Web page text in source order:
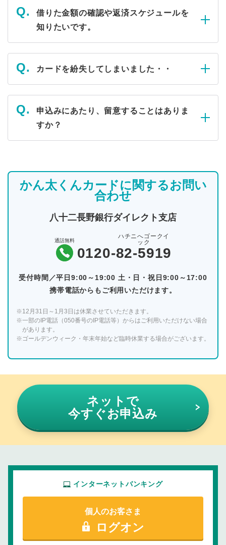
借りた金額の確認や返済スケジュールを
知りたいです。
カードを紛失してしまいました・・
申込みにあたり、留意することはありま
すか？
かん太くんカードに関するお問い
合わせ
八十二長野銀行ダイレクト支店
通話無料
0120-82-5919
ハチニへゴークイ
ック
受付時間／平日9:00～19:00 土・日・祝日9:00～17:00
携帯電話からもご利用いただけます。
※12月31日～1月3日は休業させていただきます。
※一部のIP電話（050番号のIP電話等）からはご利用いただけない場合
があります。
※ゴールデンウィーク・年末年始など臨時休業する場合がございます。
ネットで
今すぐお申込み
インターネットバンキング
個人のお客さま
ログオン